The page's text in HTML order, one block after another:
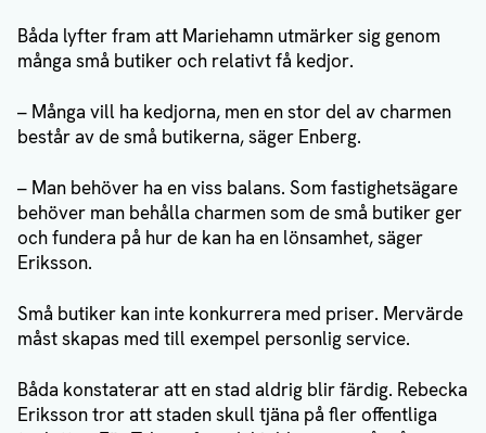
Båda lyfter fram att Mariehamn utmärker sig genom
många små butiker och relativt få kedjor.
– Många vill ha kedjorna, men en stor del av charmen
består av de små butikerna, säger Enberg.
– Man behöver ha en viss balans. Som fastighetsägare
behöver man behålla charmen som de små butiker ger
och fundera på hur de kan ha en lönsamhet, säger
Eriksson.
Små butiker kan inte konkurrera med priser. Mervärde
måst skapas med till exempel personlig service.
Båda konstaterar att en stad aldrig blir färdig. Rebecka
Eriksson tror att staden skull tjäna på fler offentliga